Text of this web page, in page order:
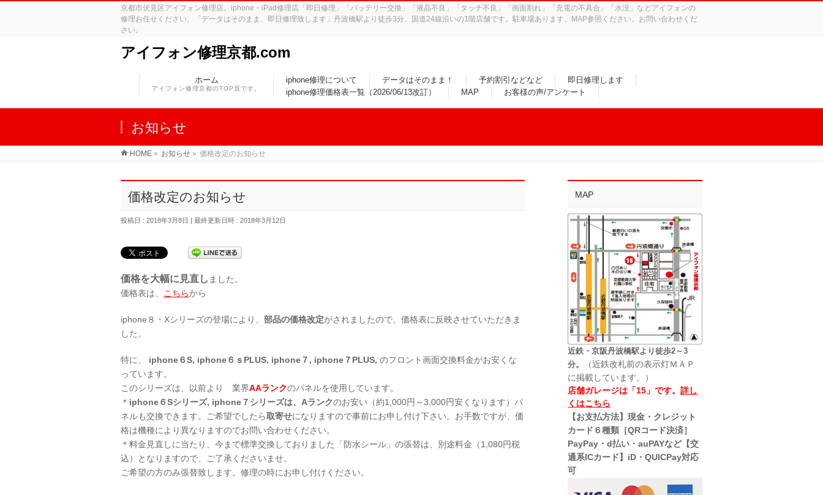
京都市伏見区アイフォン修理店。iphone・iPad修理店「即日修理」「バッテリー交換」「液晶不良」「タッチ不良」「画面割れ」「充電の不具合」「水没」などアイフォンの
修理お任せください。「データはそのまま、即日修理致します」丹波橋駅より徒歩3分、国道24線沿いの1階店舗です。駐車場あります。MAP参照ください。お問い合わせくだ
さい。
アイフォン修理京都.com
ホーム
アイフォン修理京都のTOP頁です。
iphone修理について データはそのまま！ 予約割引などなど
即日修理します
iphone修理価格表一覧（2026/06/13改訂）
MAP お客様の声/アンケート
お知らせ
HOME » お知らせ » 価格改定のお知らせ
価格改定のお知らせ
投稿日 : 2018年3月8日 最終更新日時 : 2018年3月12日
価格を大幅に見直し ました。
価格表は、
こちらから
iphone８・Xシリーズの登場により、 部品の価格改定がされましたので、価格表に反映させていただきま
した。
特に、 iphone６S, iphone６ｓPLUS, iphone７, iphone７PLUS, のフロント画面交換料金がお安くな
っています。
このシリーズは、以前より 業界AAランクのパネルを使用しています。
＊ iphone６Sシリーズ, iphone７シリーズは、 Aランクのお安い（約1,000円～3,000円安くなります）パ
ネルも交換できます。ご希望でしたら取寄せになりますので事前にお申し付け下さい。お手数ですが、価
格は機種により異なりますのでお問い合わせください。
＊料金見直しに当たり、今まで標準交換しておりました「防水シール」の張替は、別途料金（1,080円税
込）となりますので、ご了承くださいませ。
ご希望の方のみ張替致します。修理の時にお申し付けください。
MAP
近鉄・京阪丹波橋駅より徒歩2～3
分。
（近鉄改札前の表示灯ＭＡＰ
に掲載しています。）
店舗ガレージは「15」です。 詳し
くはこちら
【お支払方法】現金・クレジット
カード６種類［QRコード決済］
PayPay・d払い・auPAYなど【交
通系ICカード】iD・QUICPay対応
可